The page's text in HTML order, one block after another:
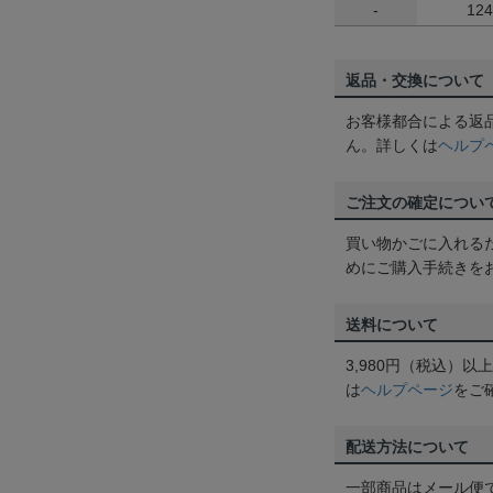
-
返品・交換について
お客様都合による返
ん。詳しくはヘルプ
ご注文の確定につい
買い物かごに入れる
めにご購入手続きを
送料について
3,980円（税込）以
はヘルプページをご
配送方法について
一部商品はメール便